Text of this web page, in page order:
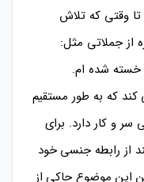
وقتی که تلاش
از جملاتی مثل:
شده ام.
که به طور مستقیم
و کار دارد. برای
از رابطه جنسی خود
این موضوع حاکی از